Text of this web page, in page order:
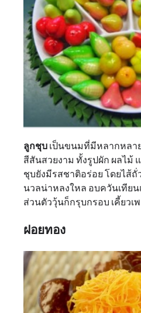
ลูกชุบ เป็นขนมที่มีหลากหลา
สีสันสวยงาม ทั้งรูปผัก ผลไม้
ชุบยังมีรสชาติอร่อย โดยไส้ถั่
นวลน่าหลงใหล อบควันเทีย
ส่วนตัววุ้นก็กรุบกรอบ เคี้ยวเ
ฝอยทอง